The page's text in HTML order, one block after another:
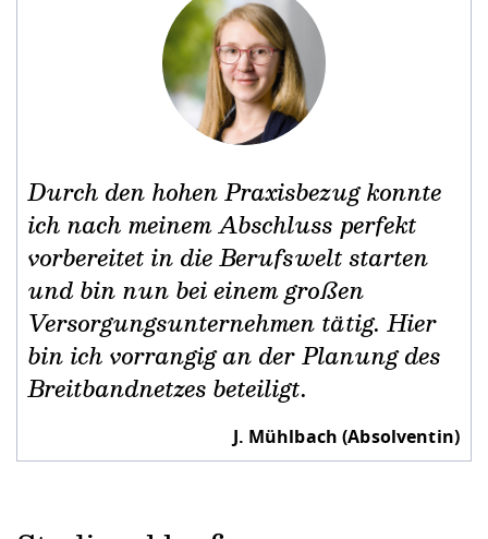
Durch den hohen Praxisbezug konnte
ich nach meinem Abschluss perfekt
vorbereitet in die Berufswelt starten
und bin nun bei einem großen
Versorgungsunternehmen tätig. Hier
bin ich vorrangig an der Planung des
Breitbandnetzes beteiligt.
J. Mühlbach (Absolventin)